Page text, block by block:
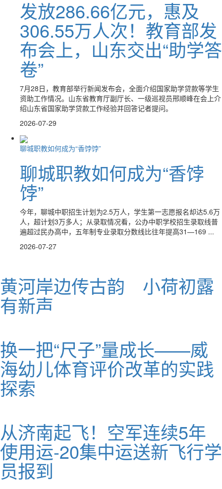
发放286.66亿元，惠及
306.55万人次！教育部发
布会上，山东交出“助学答
卷”
7月28日，教育部举行新闻发布会，全面介绍国家助学贷款等学生
资助工作情况。山东省教育厅副厅长、一级巡视员邢顺峰在会上介
绍山东省国家助学贷款工作经验并回答记者提问。
2026-07-29
聊城职教如何成为“香饽饽”
聊城职教如何成为“香饽
饽”
今年，聊城中职招生计划为2.5万人，学生第一志愿报名却达5.6万
人，超计划3万多人；从录取情况看，公办中职学校招生录取线普
遍超过民办高中，五年制专业录取分数线比往年提高31—169 ...
2026-07-27
黄河岸边传古韵 小荷初露
有新声
换一把“尺子”量成长——威
海幼儿体育评价改革的实践
探索
从济南起飞！空军连续5年
使用运-20集中运送新飞行学
员报到